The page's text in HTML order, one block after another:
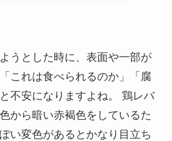
うとした時に、表面や一部が
これは食べられるのか」「腐
不安になりますよね。 鶏レバ
から暗い赤褐色をしているた
い変色があるとかなり目立ち